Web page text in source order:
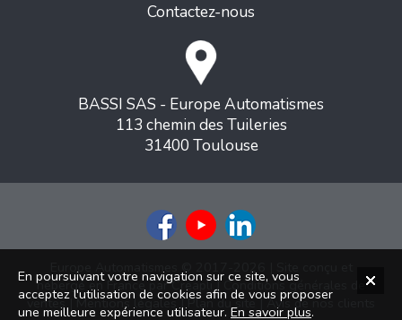
Contactez-nous
BASSI SAS - Europe Automatismes
113 chemin des Tuileries
31400 Toulouse
hébergé en France parCreapli| Conditions générales de
ventes|Mentions légales|Plan du site|Avis de nos clients
En poursuivant votre navigation sur ce site, vous
acceptez l'utilisation de cookies afin de vous proposer
une meilleure expérience utilisateur. En savoir plus.